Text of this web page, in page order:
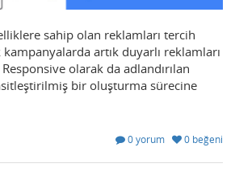
sahip olan reklamları tercih
artık duyarlı reklamları
olarak da adlandırılan
bir oluşturma sürecine
0 yorum
0 beğeni